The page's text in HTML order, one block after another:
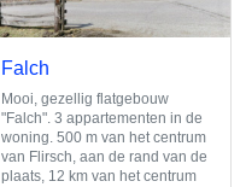
Falch
Mooi, gezellig flatgebouw
"Falch". 3 appartementen in de
woning. 500 m van het centrum
van Flirsch, aan de rand van de
plaats, 12 km van het centrum